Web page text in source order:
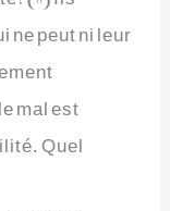
ne peut ni leur
mal est
Quel